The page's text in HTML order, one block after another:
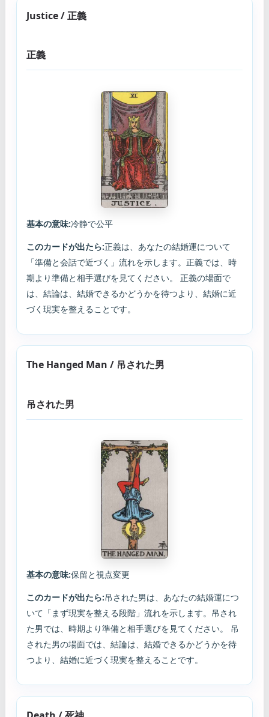
Justice / 正義
正義
基本の意味:冷静で公平
このカードが出たら:正義は、あなたの結婚運について
「準備と会話で近づく」流れを示します。正義では、時
期より準備と相手選びを見てください。 正義の場面で
は、結論は、結婚できるかどうかを待つより、結婚に近
づく現実を整えることです。
The Hanged Man / 吊された男
吊された男
基本の意味:保留と視点変更
このカードが出たら:吊された男は、あなたの結婚運につ
いて「まず現実を整える段階」流れを示します。吊され
た男では、時期より準備と相手選びを見てください。 吊
された男の場面では、結論は、結婚できるかどうかを待
つより、結婚に近づく現実を整えることです。